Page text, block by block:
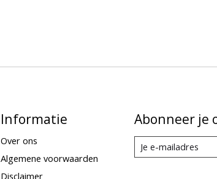
Informatie
Over ons
Algemene voorwaarden
Disclaimer
Abonneer je